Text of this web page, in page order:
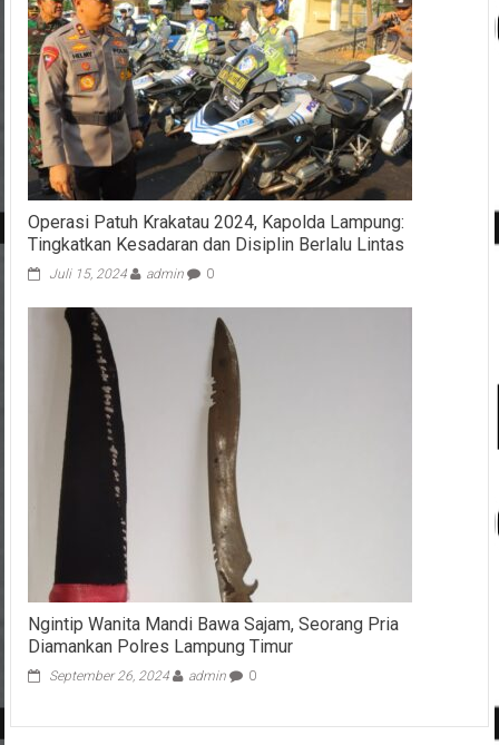
Operasi Patuh Krakatau 2024, Kapolda Lampung:
Tingkatkan Kesadaran dan Disiplin Berlalu Lintas
Juli 15, 2024 admin 0
Ngintip Wanita Mandi Bawa Sajam, Seorang Pria
Diamankan Polres Lampung Timur
September 26, 2024 admin 0